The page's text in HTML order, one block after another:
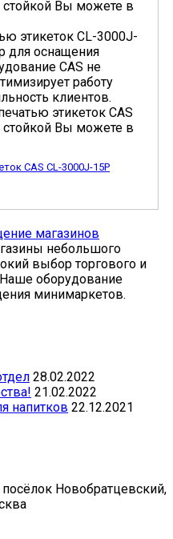
CAS CL-3000J-15P
небольшого
выбор торгового и
оборудование
минимаркетов.
28.02.2022
21.02.2022
напитков 22.12.2021
Новобратцевский,